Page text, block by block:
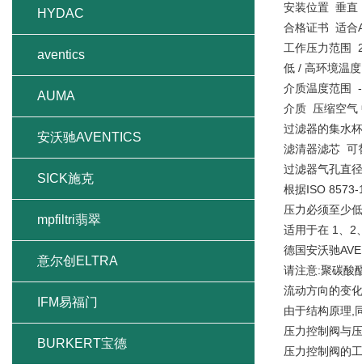
安装位置 垂直
合格证书 适合
工作压力范围
低 / 高环境温
介质温度范围
介质 压缩空气
过滤器的集水
滤清器滤芯 可
过滤器气孔直
根据ISO
压力必须至少
适用于在 1、2
德国安沃驰
请注意:聚碳酸
流动方向的变
由于结构原理,
压力控制阀与
压力控制阀的
HYDAC
aventics
AUMA
安沃驰AVENTICS
SICK施克
mpfiltri翡翠
意尔创ELTRA
IFM易福门
BURKERT宝德